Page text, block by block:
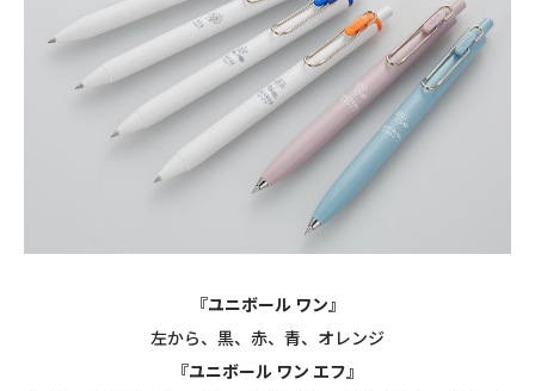
『ユニボール ワン』
左から、黒、赤、青、オレンジ
『ユニボール ワン エフ』